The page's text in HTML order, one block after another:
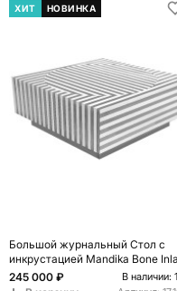
ХИТ НОВИНКА
Большой журнальный Стол с
инкрустацией Mandika Bone
Coffee Table
245 000 ₽ В наличии: